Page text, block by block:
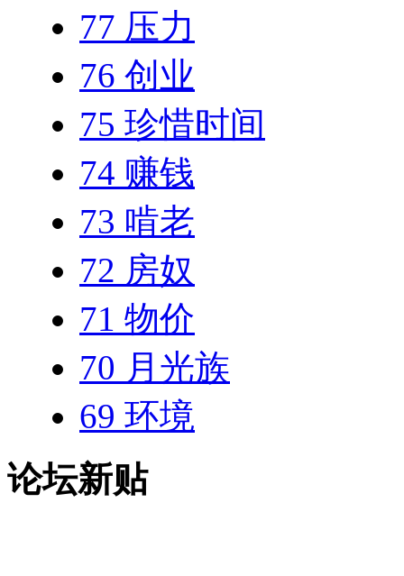
77 压力
76 创业
75 珍惜时间
74 赚钱
73 啃老
72 房奴
71 物价
70 月光族
69 环境
论坛新贴